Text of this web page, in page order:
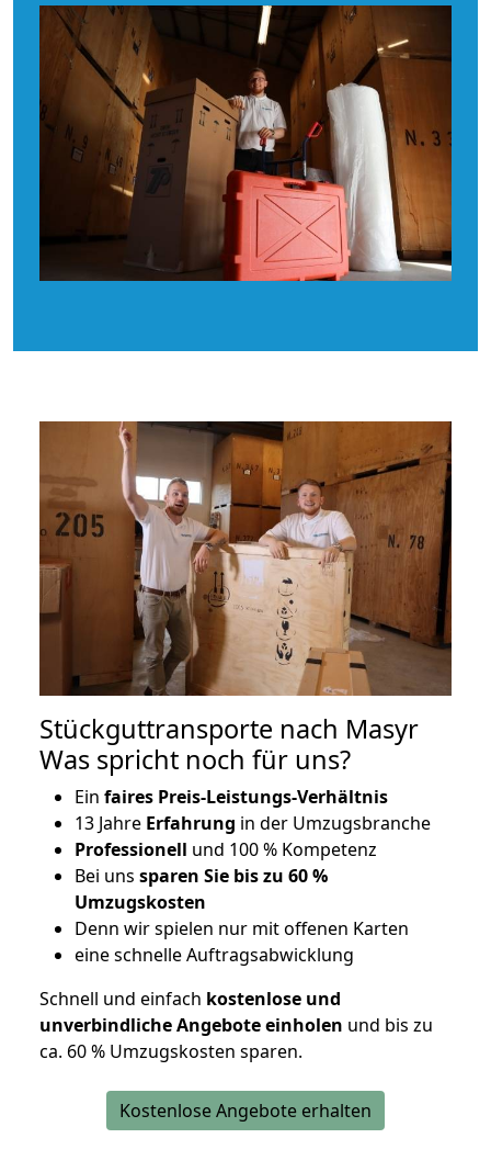
Stückguttransporte nach Masyr
Was spricht noch für uns?
Ein faires Preis-Leistungs-Verhältnis
13 Jahre Erfahrung in der Umzugsbranche
Professionell und 100 % Kompetenz
Bei uns sparen Sie bis zu 60 %
Umzugskosten
Denn wir spielen nur mit offenen Karten
eine schnelle Auftragsabwicklung
Schnell und einfach kostenlose und
unverbindliche Angebote einholen und bis zu
ca. 60 % Umzugskosten sparen.
Kostenlose Angebote erhalten